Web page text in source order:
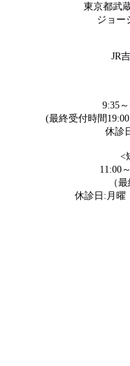
東京都武
ジョー
JR
9:35
(最終受付時間
休診
<
11:00
（
休診日:月曜